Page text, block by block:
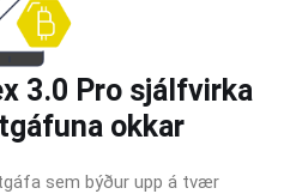
3.0 Pro sjálfvirka
okkar
sem býður upp á tvær